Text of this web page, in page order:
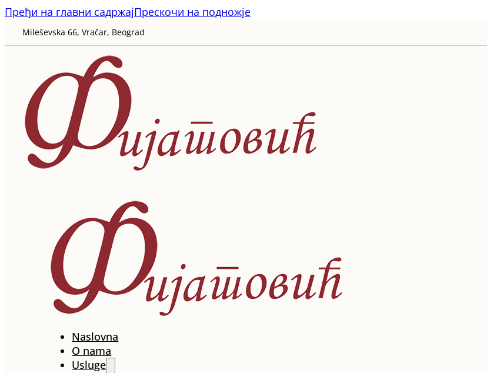
Пређи на главни садржајПрескочи на подножје
Mileševska 66, Vračar, Beograd
Naslovna
O nama
Usluge